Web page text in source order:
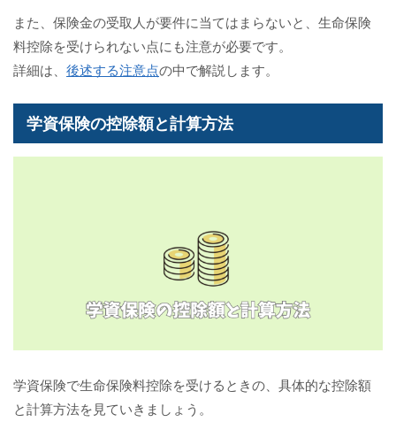
また、保険金の受取人が要件に当てはまらないと、生命保険
料控除を受けられない点にも注意が必要です。
詳細は、 後述する注意点の中で解説します。
学資保険の控除額と計算方法
学資保険で生命保険料控除を受けるときの、具体的な控除額
と計算方法を見ていきましょう。